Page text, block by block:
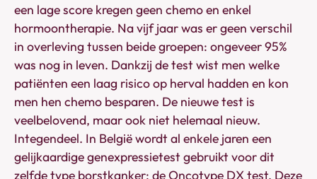
een lage score kregen geen chemo en enkel
hormoontherapie. Na vijf jaar was er geen verschil
in overleving tussen beide groepen: ongeveer 95%
was nog in leven. Dankzij de test wist men welke
patiënten een laag risico op herval hadden en kon
men hen chemo besparen. De nieuwe test is
veelbelovend, maar ook niet helemaal nieuw.
Integendeel. In België wordt al enkele jaren een
gelijkaardige genexpressietest gebruikt voor dit
zelfde type borstkanker: de Oncotype DX test. Deze